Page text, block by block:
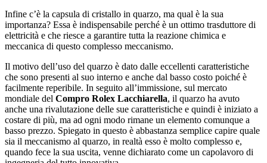
Infine c’è la capsula di cristallo in quarzo, ma qual è la sua
importanza? Essa è indispensabile perché è un ottimo trasduttore di
elettricità e che riesce a garantire tutta la reazione chimica e
meccanica di questo complesso meccanismo.
Il motivo dell’uso del quarzo è dato dalle eccellenti caratteristiche
che sono presenti al suo interno e anche dal basso costo poiché è
facilmente reperibile. In seguito all’immissione, sul mercato
mondiale del Compro Rolex Lacchiarella, il quarzo ha avuto
anche una rivalutazione delle sue caratteristiche e quindi è iniziato a
costare di più, ma ad ogni modo rimane un elemento comunque a
basso prezzo. Spiegato in questo è abbastanza semplice capire quale
sia il meccanismo al quarzo, in realtà esso è molto complesso e,
quando fece la sua uscita, venne dichiarato come un capolavoro di